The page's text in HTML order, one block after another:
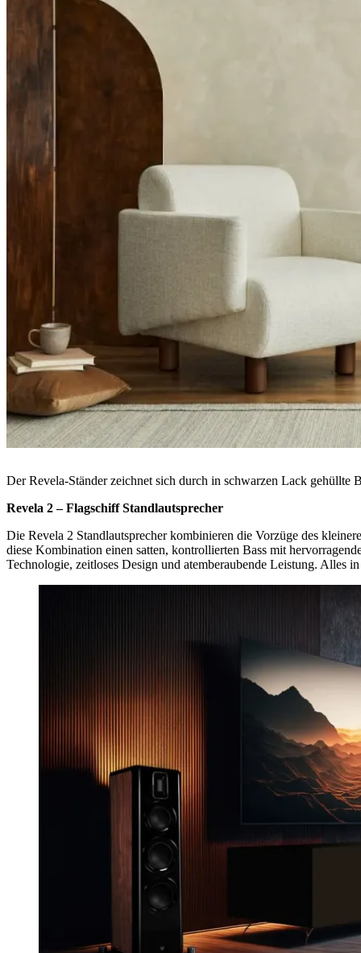
Der Revela-Ständer zeichnet sich durch in schwarzen Lack
Revela 2 – Flagschiff Standlautsprecher
Die Revela 2 Standlautsprecher kombinieren die Vorzüge des
diese Kombination einen satten, kontrollierten Bass mit
Technologie, zeitloses Design und atemberaubende Leistung. Alles